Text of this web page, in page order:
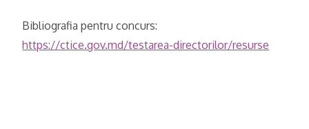
Bibliografia pentru concurs:
https://ctice.gov.md/testarea-directorilor/resurse